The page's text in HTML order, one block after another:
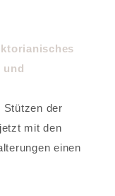
Stützen der
mit den
einen